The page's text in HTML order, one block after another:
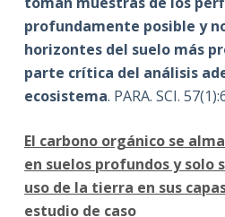
profundamente posible y
horizontes del suelo más
parte crítica del análisis
ecosistema. PARA. SCI.
El carbono orgánico se
en suelos profundos y solo
uso de la tierra en sus
estudio de caso